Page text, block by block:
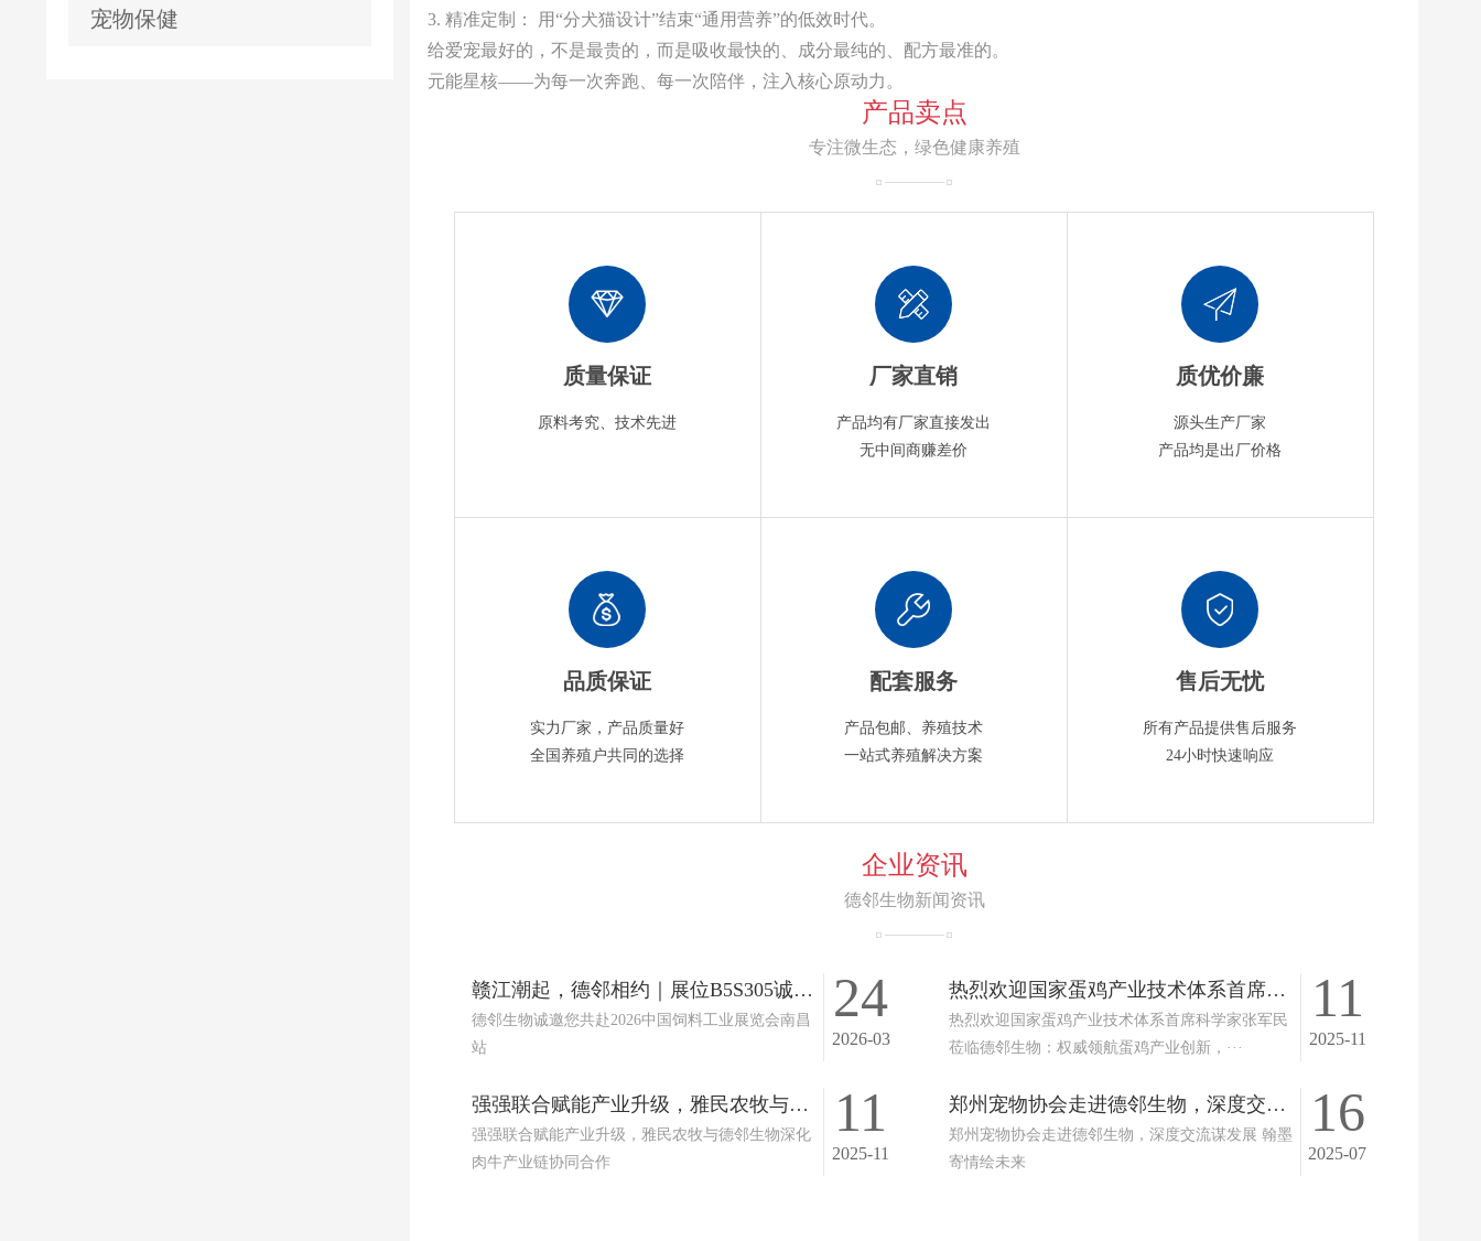
宠物保健
3. 精准定制： 用“分犬猫设计”结束“通用营养”的低效时代。
给爱宠最好的，不是最贵的，而是吸收最快的、成分最纯的、配方最准的。
元能星核——为每一次奔跑、每一次陪伴，注入核心原动力。
产品卖点
专注微生态，绿色健康养殖
质量保证
原料考究、技术先进
厂家直销
产品均有厂家直接发出
无中间商赚差价
质优价廉
源头生产厂家
产品均是出厂价格
品质保证
实力厂家，产品质量好
全国养殖户共同的选择
配套服务
产品包邮、养殖技术
一站式养殖解决方案
售后无忧
所有产品提供售后服务
24小时快速响应
企业资讯
德邻生物新闻资讯
赣江潮起，德邻相约｜展位B5S305诚邀您共赴2026中国饲料工业展览会南昌站
德邻生物诚邀您共赴2026中国饲料工业展览会南昌
站
24
2026-03
热烈欢迎国家蛋鸡产业技术体系首席科学家张军民莅临德邻生物：权威领航蛋鸡产业创新，共推绿色养殖高质量发展！
热烈欢迎国家蛋鸡产业技术体系首席科学家张军民
莅临德邻生物：权威领航蛋鸡产业创新，···
11
2025-11
强强联合赋能产业升级，雅民农牧与德邻生物深化肉牛产业链协同合作
强强联合赋能产业升级，雅民农牧与德邻生物深化
肉牛产业链协同合作
11
2025-11
郑州宠物协会走进德邻生物，深度交流谋发展 翰墨寄情绘未来
郑州宠物协会走进德邻生物，深度交流谋发展 翰墨
寄情绘未来
16
2025-07